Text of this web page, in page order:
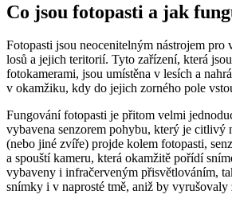
Co jsou fotopasti a jak
Fotopasti jsou neocenitelným nástrojem
losů a jejich teritorií. Tyto zařízení, která
fotokamerami, jsou umístěna v lesích a
v okamžiku, kdy do jejich zorného pole
Fungování fotopasti je přitom velmi
vybavena senzorem pohybu, který je citlivý
(nebo jiné zvíře) projde kolem fotopasti,
a spouští kameru, která okamžitě pořídí
vybaveny i infračerveným přisvětlováním,
snímky i v naprosté tmě, aniž by vyrušovaly